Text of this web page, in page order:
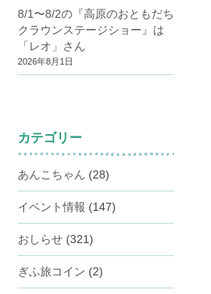
8/1〜8/2の『高原のおともだち
クラウンステージショー』は
「レオ」さん
2026年8月1日
カテゴリー
あんこちゃん (28)
イベント情報 (147)
おしらせ (321)
ぎふ旅コイン (2)